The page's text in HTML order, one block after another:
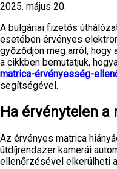
2025. május 20.
A bulgáriai fizetős
esetében érvényes
győződjön meg arról, hogy
a cikkben bemutatjuk,
matrica-érvényesség-
segítségével.
Ha érvénytelen a
Az érvényes matrica
útdíjrendszer kamerái
ellenőrzésével elkerülheti